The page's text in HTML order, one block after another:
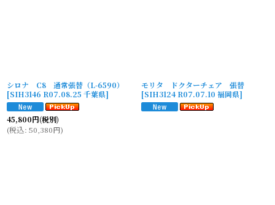
シロナ C8 通常張替（L-6590）
[SIH3146 R07.08.25 千葉県]
45,800円(税別)
(税込: 50,380円)
モリタ ドクターチェア 張替
[SIH3124 R07.07.10 福岡県]